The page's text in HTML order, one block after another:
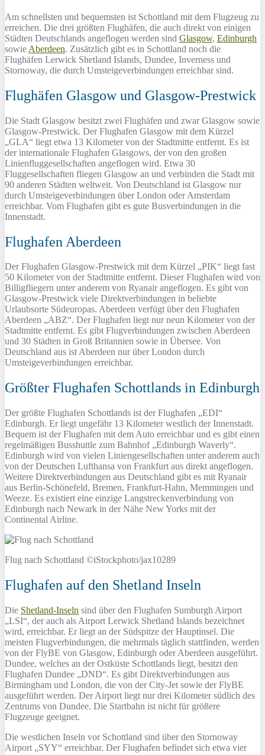
Am schnellsten und bequemsten ist Schottland mit dem Flugzeug zu
erreichen. Die drei größten Flughäfen, die auch direkt von einigen
Städten Deutschlands angeflogen werden sind Glasgow, Edinburgh
sowie Aberdeen. Zusätzlich gibt es in Schottland noch die
Flughäfen Lerwick Shetland Islands, Dundee, Inverness und
Stornoway, die durch Umsteigeverbindungen erreichbar sind.
Flughäfen Glasgow und Glasgow-Prestwick
Die Stadt Glasgow besitzt zwei Flughäfen und zwar Glasgow sowie
Glasgow-Prestwick. Der Flughafen Glasgow mit dem Kürzel
„GLA“ liegt etwa 13 Kilometer von der Stadtmitte entfernt. Es ist
der internationale Flughafen Glasgows, der von den großen
Linienfluggesellschaften angeflogen wird. Etwa 30
Fluggesellschaften fliegen Glasgow an und verbinden die Stadt mit
90 anderen Städten weltweit. Von Deutschland ist Glasgow nur
durch Umsteigeverbindungen über London oder Amsterdam
erreichbar. Vom Flughafen gibt es gute Busverbindungen in die
Innenstadt.
Flughafen Aberdeen
Der Flughafen Glasgow-Prestwick mit dem Kürzel „PIK“ liegt fast
50 Kilometer von der Stadtmitte entfernt. Dieser Flughafen wird von
Billigfliegern unter anderem von Ryanair angeflogen. Es gibt von
Glasgow-Prestwick viele Direktverbindungen in beliebte
Urlaubsorte Südeuropas. Aberdeen verfügt über den Flughafen
Aberdeen „ABZ“. Der Flughafen liegt nur neun Kilometer von der
Stadtmitte entfernt. Es gibt Flugverbindungen zwischen Aberdeen
und 30 Städten in Groß Britannien sowie in Übersee. Von
Deutschland aus ist Aberdeen nur über London durch
Umsteigeverbindungen erreichbar.
Größter Flughafen Schottlands in Edinburgh
Der größte Flughafen Schottlands ist der Flughafen „EDI“
Edinburgh. Er liegt ungefähr 13 Kilometer westlich der Innenstadt.
Bequem ist der Flughafen mit dem Auto erreichbar und es gibt einen
regelmäßigen Busshuttle zum Bahnhof „Edinburgh Waverly“.
Edinburgh wird von vielen Liniengesellschaften unter anderem auch
von der Deutschen Lufthansa von Frankfurt aus direkt angeflogen.
Weitere Direktverbindungen aus Deutschland gibt es mit Ryanair
aus Berlin-Schönefeld, Bremen, Frankfurt-Hahn, Memmingen und
Weeze. Es existiert eine einzige Langstreckenverbindung von
Edinburgh nach Newark in der Nähe New Yorks mit der
Continental Airline.
Flug nach Schottland ©iStockphoto/jax10289
Flughafen auf den Shetland Inseln
Die Shetland-Inseln sind über den Flughafen Sumburgh Airport
„LSI“, der auch als Airport Lerwick Shetland Islands bezeichnet
wird, erreichbar. Er liegt an der Südspitze der Hauptinsel. Die
meisten Flugverbindungen, die mehrmals täglich stattfinden, werden
von der FlyBE von Glasgow, Edinburgh oder Aberdeen ausgeführt.
Dundee, welches an der Ostküste Schottlands liegt, besitzt den
Flughafen Dundee „DND“. Es gibt Direktverbindungen aus
Birmingham und London, die von der City-Jet sowie der FlyBE
ausgeführt werden. Der Airport liegt nur drei Kilometer südlich des
Zentrums von Dundee. Die Startbahn ist nicht für größere
Flugzeuge geeignet.
Die westlichen Inseln vor Schottland sind über den Stornoway
Airport „SYY“ erreichbar. Der Flughafen befindet sich etwa vier